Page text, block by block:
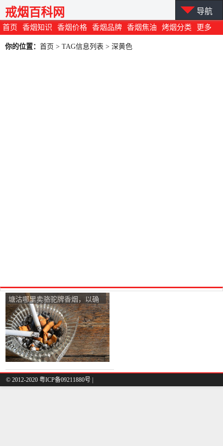
首页 香烟知识 香烟价格 香烟品牌 香烟焦油 烤烟分类 更多
戒烟百科网 导航
你的位置： 首页 > TAG信息列表 > 深黄色
塘沽哪里卖骆驼牌香烟，以确
保这是真的？
© 2012-2020 粤ICP备09211880号 |